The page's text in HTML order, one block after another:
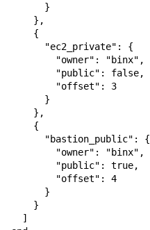
      }
    },
    {
      "ec2_private": {
        "owner": "binx",
        "public": false,
        "offset": 3
      }
    },
    {
      "bastion_public": {
        "owner": "binx",
        "public": true,
        "offset": 4
      }
    }
  ]